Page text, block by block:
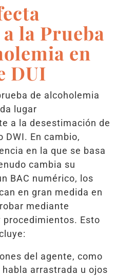
la Prueba
en
DUI
de alcoholemia
lugar
a la desestimación de
DWI. En cambio,
en la que se basa
cambia su
BAC numérico, los
en gran medida en
mediante
procedimientos. Esto
del agente, como
arrastrada u ojos